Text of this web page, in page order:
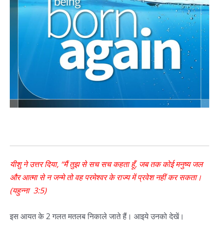
यीशु ने उत्तर दिया, “मैं तुझ से सच सच कहता हूँ, जब तक कोई मनुष्य जल
और आत्मा से न जन्मे तो वह परमेश्वर के राज्य में प्रवेश नहीं कर सकता।
(यहुन्ना 3:5)
इस आयत के 2 गलत मतलब निकाले जाते हैं। आइये उनको देखें।